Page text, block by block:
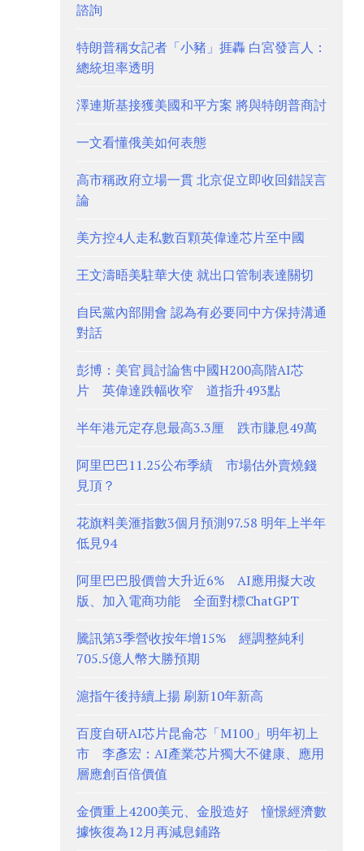
諮詢
特朗普稱女記者「小豬」捱轟 白宮發言人：
總統坦率透明
澤連斯基接獲美國和平方案 將與特朗普商討
一文看懂俄美如何表態
高市稱政府立場一貫 北京促立即收回錯誤言
論
美方控4人走私數百顆英偉達芯片至中國
王文濤晤美駐華大使 就出口管制表達關切
自民黨內部開會 認為有必要同中方保持溝通
對話
彭博：美官員討論售中國H200高階AI芯
片 英偉達跌幅收窄 道指升493點
半年港元定存息最高3.3厘 跌市賺息49萬
阿里巴巴11.25公布季績 市場估外賣燒錢
見頂？
花旗料美滙指數3個月預測97.58 明年上半年
低見94
阿里巴巴股價曾大升近6% AI應用擬大改
版、加入電商功能 全面對標ChatGPT
騰訊第3季營收按年增15% 經調整純利
705.5億人幣大勝預期
滬指午後持續上揚 刷新10年新高
百度自研AI芯片昆侖芯「M100」明年初上
市 李彥宏：AI產業芯片獨大不健康、應用
層應創百倍價值
金價重上4200美元、金股造好 憧憬經濟數
據恢復為12月再減息鋪路